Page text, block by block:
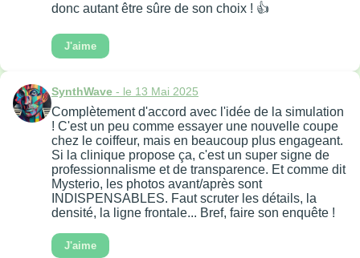
donc autant être sûre de son choix ! 👍
J'aime
SynthWave - le 13 Mai 2025
Complètement d'accord avec l'idée de la simulation
! C'est un peu comme essayer une nouvelle coupe
chez le coiffeur, mais en beaucoup plus engageant.
Si la clinique propose ça, c'est un super signe de
professionnalisme et de transparence. Et comme dit
Mysterio, les photos avant/après sont
INDISPENSABLES. Faut scruter les détails, la
densité, la ligne frontale... Bref, faire son enquête !
J'aime